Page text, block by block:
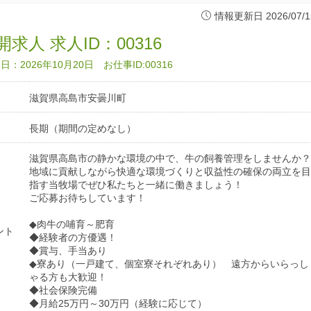
情報更新日 2026/07/
求人 求人ID：00316
：2026年10月20日 お仕事ID:00316
滋賀県高島市安曇川町
長期（期間の定めなし）
ト
滋賀県高島市の静かな環境の中で、牛の飼養管理をしませんか？
地域に貢献しながら快適な環境づくりと収益性の確保の両立を目
指す当牧場でぜひ私たちと一緒に働きましょう！
ご応募お待ちしています！
◆肉牛の哺育～肥育
◆経験者の方優遇！
◆賞与、手当あり
◆寮あり（一戸建て、個室寮それぞれあり） 遠方からいらっし
ゃる方も大歓迎！
◆社会保険完備
◆月給25万円～30万円（経験に応じて）